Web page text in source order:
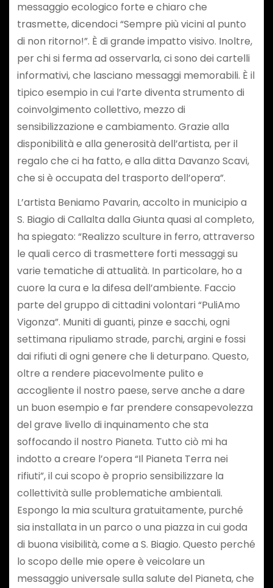
messaggio ecologico forte e chiaro che
trasmette, dicendoci “Sempre più vicini al punto
di non ritorno!”. È di grande impatto visivo. Inoltre,
per chi si ferma ad osservarla, ci sono dei cartelli
informativi, che lasciano messaggi memorabili. È il
tipico esempio in cui l’arte diventa strumento di
coinvolgimento collettivo, mezzo di
sensibilizzazione e cambiamento. Grazie alla
disponibilità e alla generosità dell’artista, per il
regalo che ci ha fatto, e alla ditta Davanzo Scavi,
che si è occupata del trasporto dell’opera”.
L’artista Beniamo Pavarin, accolto in municipio a
S. Biagio di Callalta dalla Giunta quasi al completo,
ha spiegato: “Realizzo sculture in ferro, attraverso
le quali cerco di trasmettere forti messaggi su
varie tematiche di attualità. In particolare, ho a
cuore la cura e la difesa dell’ambiente. Faccio
parte del gruppo di cittadini volontari “PuliAmo
Vigonza”. Muniti di guanti, pinze e sacchi, ogni
settimana ripuliamo strade, parchi, argini e fossi
dai rifiuti di ogni genere che li deturpano. Questo,
oltre a rendere piacevolmente pulito e
accogliente il nostro paese, serve anche a dare
un buon esempio e far prendere consapevolezza
del grave livello di inquinamento che sta
soffocando il nostro Pianeta. Tutto ciò mi ha
indotto a creare l’opera “Il Pianeta Terra nei
rifiuti”, il cui scopo è proprio sensibilizzare la
collettività sulle problematiche ambientali.
Espongo la mia scultura gratuitamente, purché
sia installata in un parco o una piazza in cui goda
di buona visibilità, come a S. Biagio. Questo perché
lo scopo delle mie opere è veicolare un
messaggio universale sulla salute del Pianeta, che